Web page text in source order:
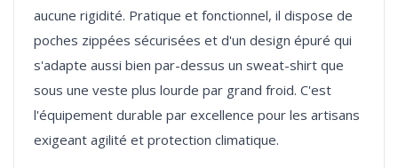
aucune rigidité. Pratique et fonctionnel, il dispose de
poches zippées sécurisées et d'un design épuré qui
s'adapte aussi bien par-dessus un sweat-shirt que
sous une veste plus lourde par grand froid. C'est
l'équipement durable par excellence pour les artisans